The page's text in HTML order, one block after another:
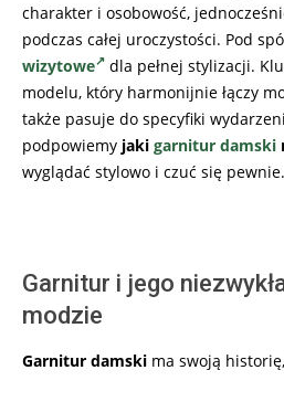
charakter i osobowość,
podczas całej uroczystości. Pod
wizytowe
dla pełnej stylizacji.
modelu, który harmonijnie łączy
także pasuje do specyfiki
podpowiemy jaki garnitur damski
wyglądać stylowo i czuć się pewnie.
Garnitur i jego
modzie
Garnitur damski ma swoją